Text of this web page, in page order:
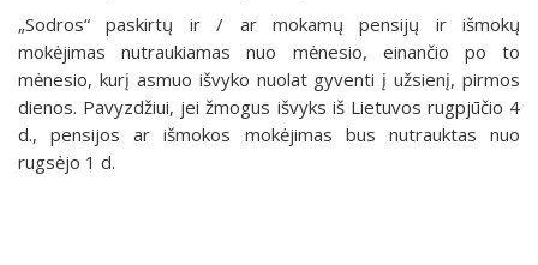
„Sodros“ paskirtų ir / ar mokamų pensijų ir išmokų
mokėjimas nutraukiamas nuo mėnesio, einančio po to
mėnesio, kurį asmuo išvyko nuolat gyventi į užsienį, pirmos
dienos. Pavyzdžiui, jei žmogus išvyks iš Lietuvos rugpjūčio 4
d., pensijos ar išmokos mokėjimas bus nutrauktas nuo
rugsėjo 1 d.